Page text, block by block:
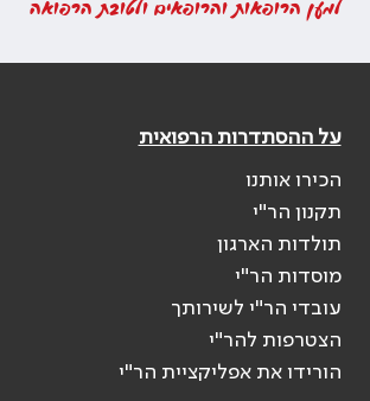
למען הרופאות והרופאים ולטובת הרפואה
על ההסתדרות הרפואית
הכירו אותנו
תקנון הר"י
תולדות הארגון
מוסדות הר"י
עובדי הר"י לשירותך
הצטרפות להר"י
הורידו את אפליקציית הר"י